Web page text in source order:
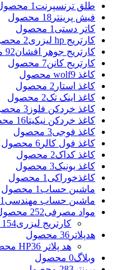
طلق ترنسپرنت 1 محصول
فیش پرینتر 18 محصول
کاتر دستی 1 محصول
کارتریج hp لیزری
2 محصول
کارتریج جوهر افشان92 محصول
کارتریج کانن7 محصول
کاغذ wolf 9 محصول
کاغذ استار 2 محصول
کاغذ اینک تک2 محصول
کاغذ خردکن فلوز 3 محصول
کاغذ خردکن نیکیتا16 محصول
کاغذ فوجی3 محصول
کاغذ فول کالر 6 محصول
کاغذ کداک2 محصول
کاغذ یونیک3 محصول
کاغذخوراکی 1 محصول
ماشین حساب 1 محصول
ماشین حساب مهندسی 1 محصول
مواد مصرفی252 محصول
کارتریج لیزری154 محصول
هدپلاتر 36 محصول
هد پلاتر HP 36 محصول
وبلاگ0 محصول